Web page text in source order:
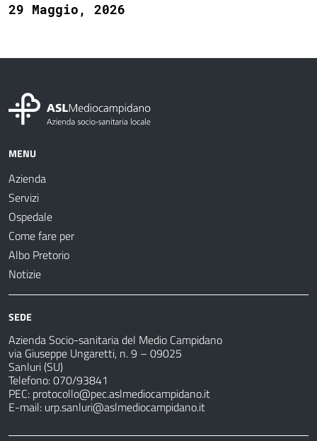
29 Maggio, 2026
MENU
Azienda
Servizi
Ospedale
Come fare per
Albo Pretorio
Notizie
SEDE
Azienda Socio-sanitaria del Medio Campidano
via Giuseppe Ungaretti, n. 9 – 09025
Sanluri (SU)
Telefono: 070/93841
PEC: protocollo@pec.aslmediocampidano.it
E-mail: urp.sanluri@aslmediocampidano.it